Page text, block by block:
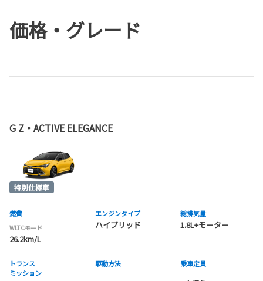
価格・グレード
G Z・ACTIVE ELEGANCE
燃費
WLTCモード
26.2km/L
エンジンタイプ
ハイブリッド
総排気量
1.8L+モーター
トランス
ミッション
駆動方法 乗車定員